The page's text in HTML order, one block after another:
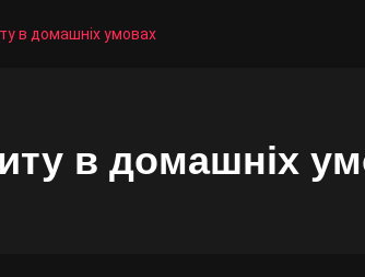
в домашніх умовах
в домашніх